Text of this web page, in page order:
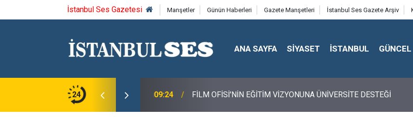
İstanbul Ses Gazetesi Manşetler Günün Haberleri Gazete Manşetleri İstanbul Ses Gazete Arşiv
ANA SAYFA SİYASET İSTANBUL GÜNCEL
24
Macit Koper ve Aydın Sayman’a Emek Ödülü09:24 FİLM OFİSİ'NİN EĞİTİM VİZYONUNA ÜNİVERSİTE DESTEĞİ